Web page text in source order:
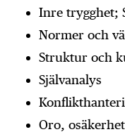
Inre trygghet;
Normer och
Struktur och
Självanalys
Oro,